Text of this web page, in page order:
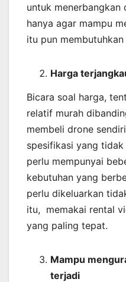
untuk menerbangkan
hanya agar mampu
itu pun
Harga
Bicara soal harga,
relatif murah
membeli drone
spesifikasi yang tidak
perlu mempunyai
kebutuhan yang
perlu dikeluarkan
itu, memakai rental
yang paling tepat.
Mampu
terjadi